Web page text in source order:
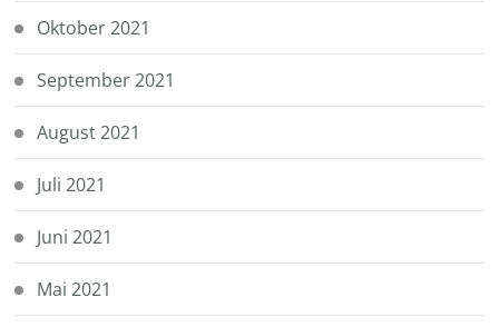
Oktober 2021
September 2021
August 2021
Juli 2021
Juni 2021
Mai 2021